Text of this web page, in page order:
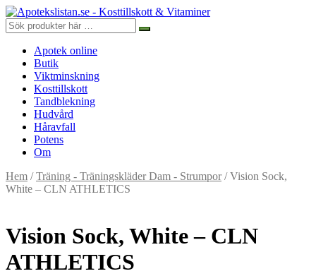
Apotek online
Butik
Viktminskning
Kosttillskott
Tandblekning
Hudvård
Håravfall
Potens
Om
Hem /Träning - Träningskläder Dam - Strumpor/ Vision Sock,
White – CLN ATHLETICS
Vision Sock, White – CLN
ATHLETICS